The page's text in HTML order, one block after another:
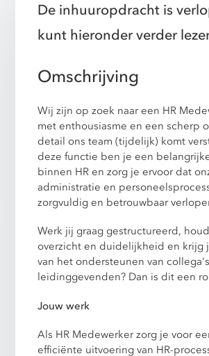
De inhuuropdracht is
kunt hieronder verder
Omschrijving
Wij zijn op zoek naar een HR
met enthousiasme en een scherp
detail ons team (tijdelijk) komt
deze functie ben je een
binnen HR en zorg je ervoor dat
administratie en
zorgvuldig en betrouwbaar
Werk jij graag gestructureerd,
overzicht en duidelijkheid en krijg
van het ondersteunen van
leidinggevenden? Dan is dit een
Jouw werk
Als HR Medewerker zorg je voor
efficiënte uitvoering van HR-